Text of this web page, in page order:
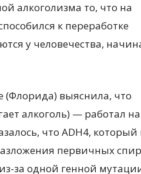
алкоголизма то, что на
к переработке
у человечества,
(Флорида) выяснила, что
алкоголь) — работал на
что ADH4, который
первичных
за одной генной